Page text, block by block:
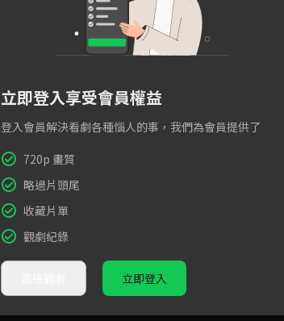
立即登入享受會員權益
登入會員解決看劇各種惱人的事，我們為會員提供了
720p 畫質
略過片頭尾
收藏片單
觀劇紀錄
立即登入